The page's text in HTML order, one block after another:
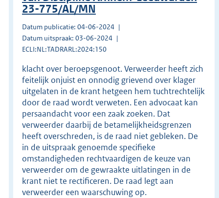
23-775/AL/MN
Datum publicatie: 04-06-2024
Datum uitspraak: 03-06-2024
ECLI:NL:TADRARL:2024:150
klacht over beroepsgenoot. Verweerder heeft zich
feitelijk onjuist en onnodig grievend over klager
uitgelaten in de krant hetgeen hem tuchtrechtelijk
door de raad wordt verweten. Een advocaat kan
persaandacht voor een zaak zoeken. Dat
verweerder daarbij de betamelijkheidsgrenzen
heeft overschreden, is de raad niet gebleken. De
in de uitspraak genoemde specifieke
omstandigheden rechtvaardigen de keuze van
verweerder om de gewraakte uitlatingen in de
krant niet te rectificeren. De raad legt aan
verweerder een waarschuwing op.